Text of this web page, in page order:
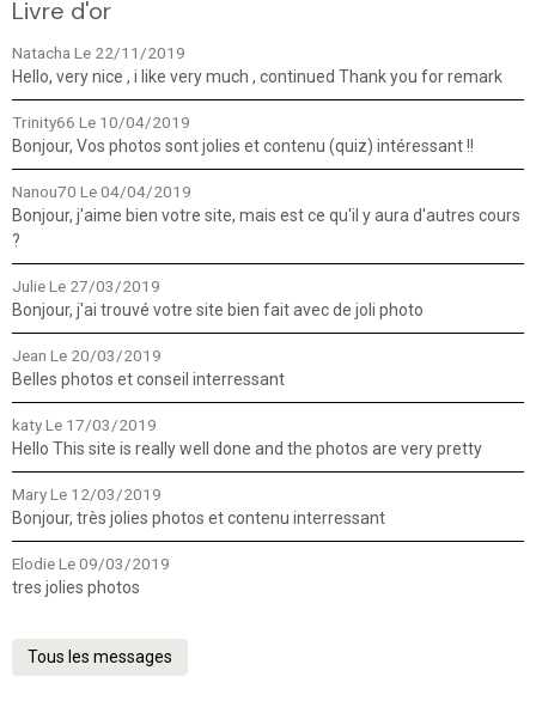
Livre d'or
Natacha Le 22/11/2019
Hello, very nice , i like very much , continued Thank you for remark
Trinity66 Le 10/04/2019
Bonjour, Vos photos sont jolies et contenu (quiz) intéressant !!
Nanou70 Le 04/04/2019
Bonjour, j'aime bien votre site, mais est ce qu'il y aura d'autres cours
?
JulieLe 27/03/2019
Bonjour, j'ai trouvé votre site bien fait avec de joli photo
Jean Le 20/03/2019
Belles photos et conseil interressant
katyLe 17/03/2019
Hello This site is really well done and the photos are very pretty
MaryLe 12/03/2019
Bonjour, très jolies photos et contenu interressant
ElodieLe 09/03/2019
tres jolies photos
Tous les messages